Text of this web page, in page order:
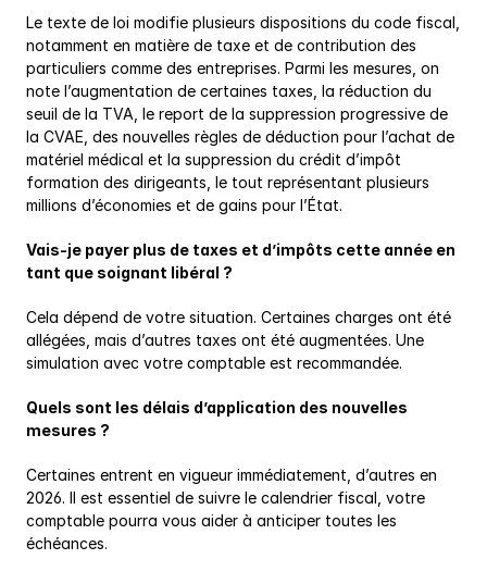
Le texte de loi modifie plusieurs dispositions du code fiscal,
notamment en matière de taxe et de contribution des
particuliers comme des entreprises. Parmi les mesures, on
note l’augmentation de certaines taxes, la réduction du
seuil de la TVA, le report de la suppression progressive de
la CVAE, des nouvelles règles de déduction pour l’achat de
matériel médical et la suppression du crédit d’impôt
formation des dirigeants, le tout représentant plusieurs
millions d’économies et de gains pour l’État.
Vais-je payer plus de taxes et d’impôts cette année en
tant que soignant libéral ?
Cela dépend de votre situation. Certaines charges ont été
allégées, mais d’autres taxes ont été augmentées. Une
simulation avec votre comptable est recommandée.
Quels sont les délais d’application des nouvelles
mesures ?
Certaines entrent en vigueur immédiatement, d’autres en
2026. Il est essentiel de suivre le calendrier fiscal, votre
comptable pourra vous aider à anticiper toutes les
échéances.